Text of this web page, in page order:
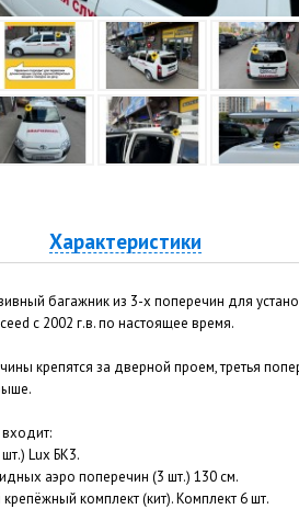
Характеристики
багажник из 3-х поперечин для
с 2002 г.в. по настоящее время.
крепятся за дверной проем, третья
Lux БК3.
аэро поперечин (3 шт.) 130 см.
комплект (кит). Комплект 6 шт.